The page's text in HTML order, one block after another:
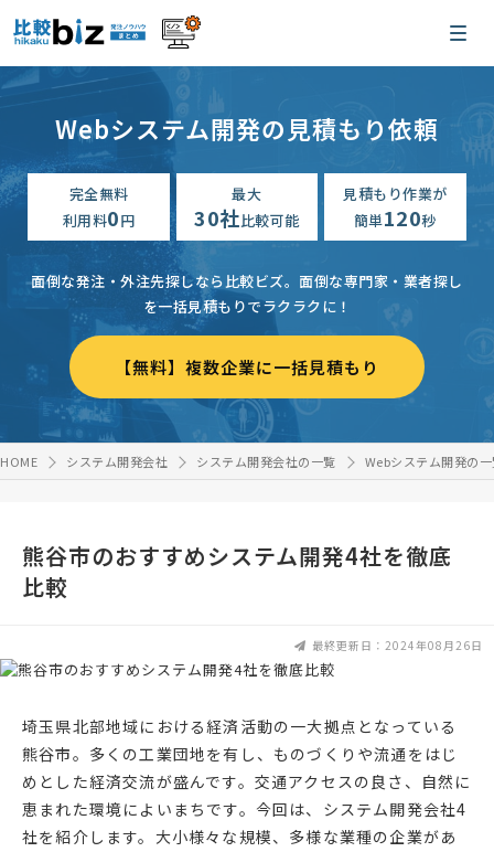
Webシステム開発の見積もり依頼
完全無料
利用料0円
最大
30社比較可能
見積もり作業が
簡単120秒
面倒な発注・外注先探しなら比較ビズ。 面倒な専門家・業者探し
を一括見積もりでラクラクに！
【無料】複数企業に一括見積もり
HOME システム開発会社 システム開発会社の一覧 Webシステム開発の
熊谷市のおすすめシステム開発4社を徹底
比較
最終更新日：2024年08月26日
埼玉県北部地域における経済活動の一大拠点となっている
熊谷市。多くの工業団地を有し、ものづくりや流通をはじ
めとした経済交流が盛んです。交通アクセスの良さ、自然に
恵まれた環境によいまちです。今回は、システム開発会社4
社を紹介します。大小様々な規模、多様な業種の企業があ